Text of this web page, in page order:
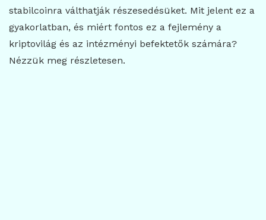
stabilcoinra válthatják részesedésüket. Mit jelent ez a
gyakorlatban, és miért fontos ez a fejlemény a
kriptovilág és az intézményi befektetők számára?
Nézzük meg részletesen.